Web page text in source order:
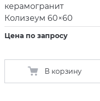
керамогранит
Колизеум 60×60
Цена по запросу
В корзину